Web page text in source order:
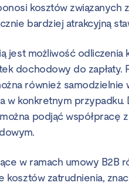
kosztów związanych
bardziej atrakcyjną
jest możliwość
dochodowy do zapłaty.
również
w konkretnym
podjąć współpracę
w ramach umowy B2B
kosztów zatrudnienia,